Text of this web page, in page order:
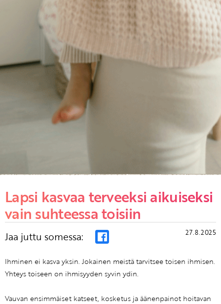
Lapsi kasvaa terveeksi aikuiseksi
vain suhteessa toisiin
Jaa juttu somessa: 27.8.2025
Ihminen ei kasva yksin. Jokainen meistä tarvitsee toisen ihmisen.
Yhteys toiseen on ihmisyyden syvin ydin.
Vauvan ensimmäiset katseet, kosketus ja äänenpainot hoitavan